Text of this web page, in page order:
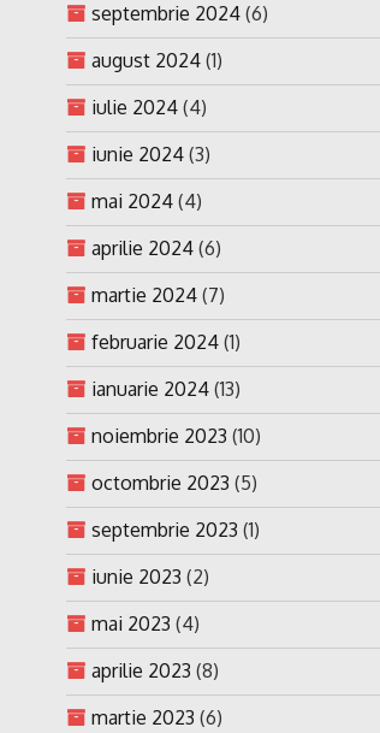
septembrie 2024 (6)
august 2024 (1)
iulie 2024 (4)
iunie 2024 (3)
mai 2024 (4)
aprilie 2024 (6)
martie 2024 (7)
februarie 2024 (1)
ianuarie 2024 (13)
noiembrie 2023 (10)
octombrie 2023 (5)
septembrie 2023 (1)
iunie 2023 (2)
mai 2023 (4)
aprilie 2023 (8)
martie 2023 (6)